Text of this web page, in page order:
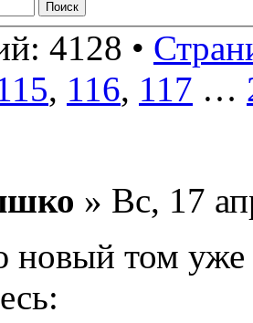
4128 •
, 116, 117 …
» Вс, 17
новый том